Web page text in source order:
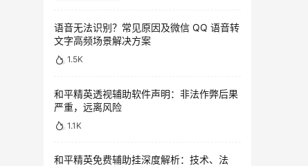
语音无法识别？常见原因及微信 QQ 语音转
文字高频场景解决方案
1.5K
和平精英透视辅助软件声明：非法作弊后果
严重，远离风险
1.1K
和平精英免费辅助挂深度解析：技术、法